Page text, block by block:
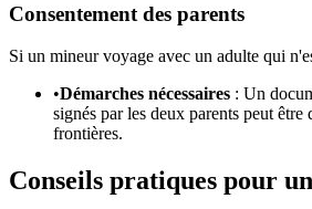
Consentement des parents
Si un mineur voyage avec un adulte qui
•Démarches nécessaires : Un
signés par les deux parents peut être
frontières.
Conseils pratiques pour